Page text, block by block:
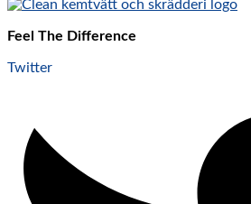
Feel The Difference
Twitter